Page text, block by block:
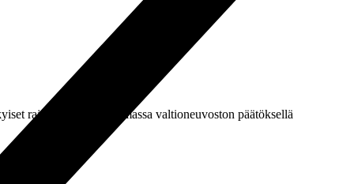
rajoitukset ovat voimassa valtioneuvoston päätöksellä